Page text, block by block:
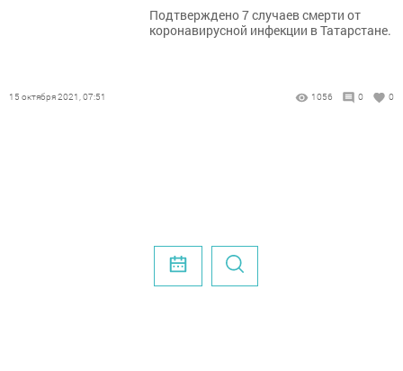
Подтверждено 7 случаев смерти от
коронавирусной инфекции в Татарстане.
15 октября 2021, 07:51 1056 0 0